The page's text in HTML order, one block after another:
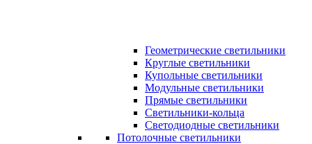
Геометрические светильники
Круглые светильники
Купольные светильники
Модульные светильники
Прямые светильники
Светильники-кольца
Светодиодные светильники
Потолочные светильники